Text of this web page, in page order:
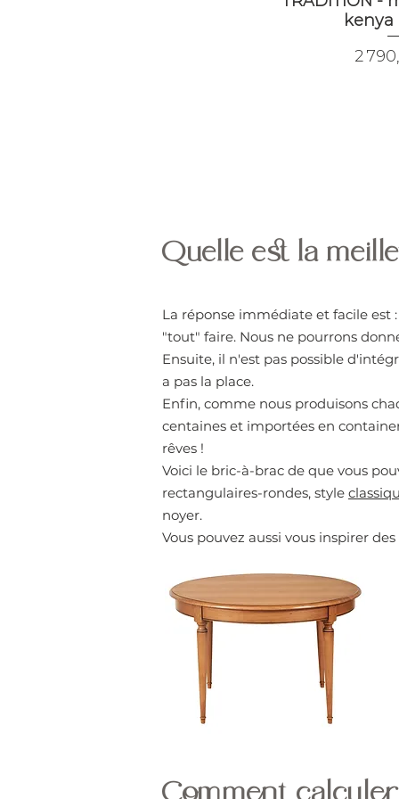
kenya
Prix
2
Quelle est la
La réponse immédiate et facile est
"tout" faire. Nous ne pourrons
Ensuite, il n'est pas possible
a pas la place.
Enfin, comme nous produisons
centaines et importées en
rêves !
Voici le bric-à-brac de que vous
rectangulaires-rondes, style
noyer.
Vous pouvez aussi vous inspirer